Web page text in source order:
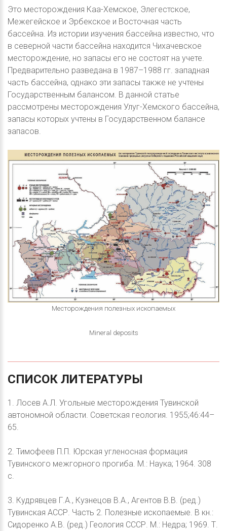
Это месторождения Каа-Хемское, Элегестское,
Межегейское и Эрбекское и Восточная часть
бассейна. Из истории изучения бассейна известно, что
в северной части бассейна находится Чихачевское
месторождение, но запасы его не состоят на учете.
Предварительно разведана в 1987–1988 гг. западная
часть бассейна, однако эти запасы также не учтены
Государственным балансом. В данной статье
рассмотрены месторождения Улуг-Хемского бассейна,
запасы которых учтены в Государственном балансе
запасов.
Месторождения полезных ископаемых
Mineral deposits
СПИСОК ЛИТЕРАТУРЫ
1. Лосев А.Л. Угольные месторождения Тувинской
автономной области. Советская геология. 1955;46:44–
65.
2. Тимофеев П.П. Юрская угленосная формация
Тувинского межгорного прогиба. М.: Наука; 1964. 308
с.
3. Кудрявцев Г.А., Кузнецов В.А., Агентов В.В. (ред.)
Тувинская АССР. Часть 2. Полезные ископаемые. В кн.:
Сидоренко А.В. (ред.) Геология СССР. М.: Недра; 1969. Т.